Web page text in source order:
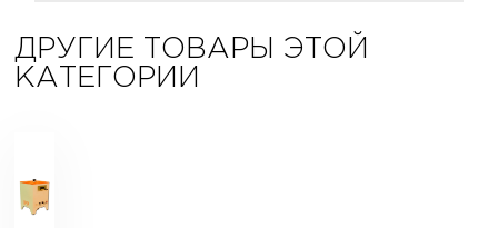
ДРУГИЕ ТОВАРЫ ЭТОЙ
КАТЕГОРИИ